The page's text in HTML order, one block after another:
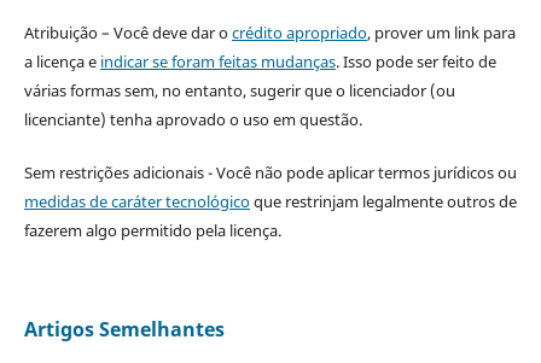
Atribuição – Você deve dar ocrédito apropriado, prover um link para
a licença e indicar se foram feitas mudanças. Isso pode ser feito de
várias formas sem, no entanto, sugerir que o licenciador (ou
licenciante) tenha aprovado o uso em questão.
Sem restrições adicionais - Você não pode aplicar termos jurídicos ou
medidas de caráter tecnológicoque restrinjam legalmente outros de
fazerem algo permitido pela licença.
Artigos Semelhantes